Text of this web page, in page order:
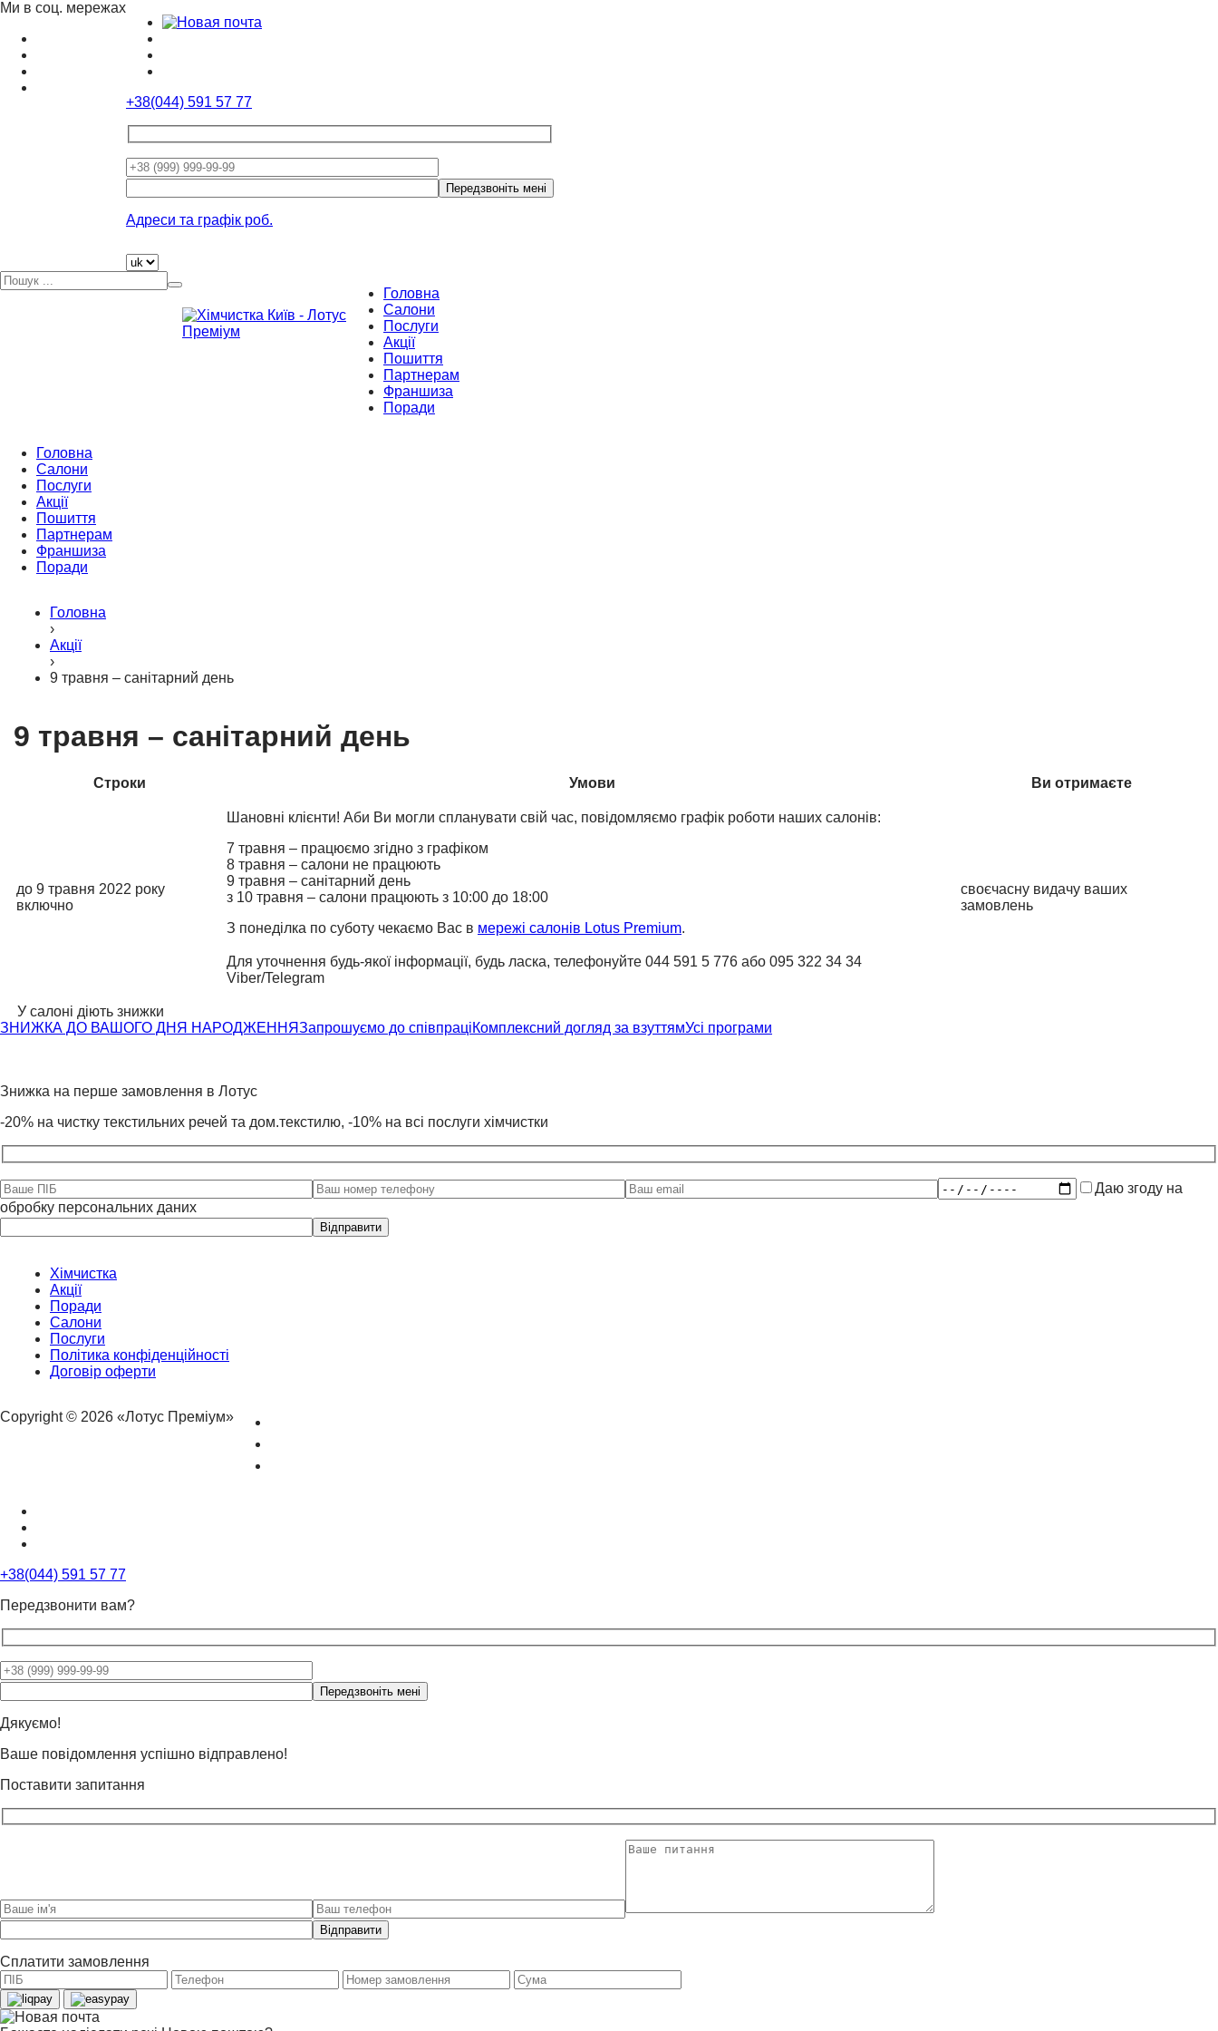
Ми в соц. мережах
+38(044) 591 57 77
leave
this
empty.
Адреси та графік роб.
Головна
Салони
Послуги
Акції
Пошиття
Партнерам
Франшиза
Поради
Головна
Салони
Послуги
Акції
Пошиття
Партнерам
Франшиза
Поради
Головна
›
Акції
›
9 травня – санітарний день
9 травня – санітарний день
Строки Умови Ви отримаєте
до 9 травня 2022 року
включно
Шановні клієнти! Аби Ви могли спланувати свій час, повідомляємо графік роботи наших салонів:
7 травня – працюємо згідно з графіком
8 травня – салони не працюють
9 травня – санітарний день
з 10 травня – салони працюють з 10:00 до 18:00
З понеділка по суботу чекаємо Вас в мережі салонів Lotus Premium.
Для уточнення будь-якої інформації, будь ласка, телефонуйте 044 591 5 776 або 095 322 34 34
Viber/Telegram
своєчасну видачу ваших
замовлень
У салоні діють знижки
ЗНИЖКА ДО ВАШОГО ДНЯ НАРОДЖЕННЯЗапрошуємо до співпраціКомплексний догляд за взуттямУсі програми
Знижка на перше замовлення в Лотус
-20% на чистку текстильних речей та дом.текстилю, -10% на всі послуги хімчистки
Даю згоду на
обробку персональних даних
leave
empty.
Хімчистка
Акції
Поради
Салони
Послуги
Політика конфіденційності
Договір оферти
Copyright © 2026 «Лотус Преміум»
+38(044) 591 57 77
Передзвонити вам?
leave
this
empty.
Дякуємо!
Ваше повідомлення успішно відправлено!
Поставити запитання
leave
this
field
empty.
Сплатити замовлення